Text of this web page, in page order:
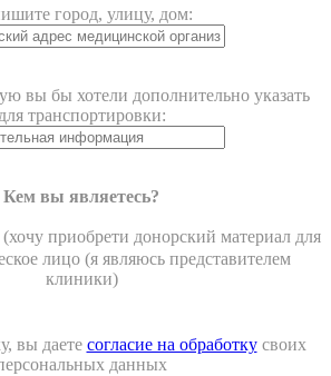
город, улицу, дом:
вы бы хотели дополнительно указать
для транспортировки:
Кем вы являетесь?
приобрети донорский материал для
лицо (я являюсь представителем
клиники)
вы даете согласие на обработкусвоих
данных